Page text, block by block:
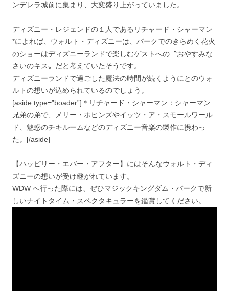
ンデレラ城前に集まり、大変盛り上がっていました。
ディズニー・レジェンドの１人であるリチャード・シャーマン
*によれば、ウォルト・ディズニーは、パークでのきらめく花火
のショーはディズニーランドで楽しむゲストへの〝おやすみな
さいのキス〟だと考えていたそうです。
ディズニーランドで過ごした魔法の時間が続くようにとのウォ
ルトの想いが込められているのでしょう。
[aside type=”boader”]＊リチャード・シャーマン：シャーマン
兄弟の弟で、メリー・ポピンズやイッツ・ア・スモールワール
ド、魅惑のチキルームなどのディズニー音楽の製作に携わっ
た。[/aside]
【ハッピリー・エバー・アフター】にはそんなウォルト・ディ
ズニーの想いが受け継がれています。
WDW へ行った際には、ぜひマジックキングダム・パークで新
しいナイトタイム・スペクタキュラーを鑑賞してください。